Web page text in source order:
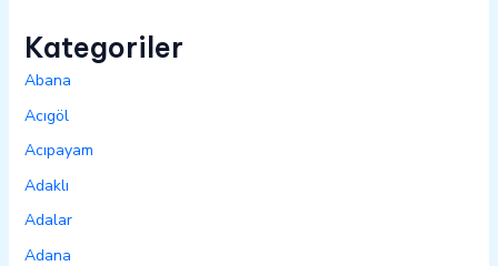
Kategoriler
Abana
Acıgöl
Acıpayam
Adaklı
Adalar
Adana